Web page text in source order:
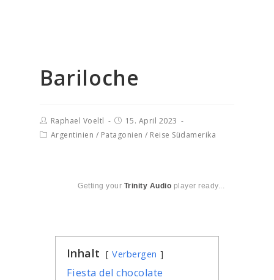
Bariloche
Raphael Voeltl
15. April 2023
Argentinien / Patagonien / Reise Südamerika
Getting your Trinity Audio player ready...
Inhalt Verbergen
Fiesta del chocolate